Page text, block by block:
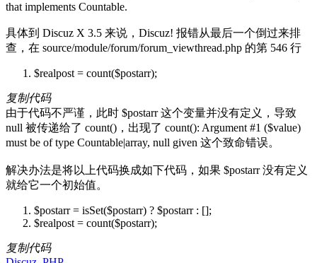
that implements Countable.
具体到 Discuz X 3.5 来说，Discuz! 报错从最后一个倒过来排
查，在 source/module/forum/forum_viewthread.php 的第 546 行
$realpost = count($postarr);
复制代码
由于代码不严谨，此时 $postarr 这个变量并没有定义，导致
null 被传递给了 count()，出现了 count(): Argument #1 ($value)
must be of type Countable|array, null given 这个致命错误。
解决办法是将以上代码换成如下代码，如果 $postarr 没有定义
就给它一个初始值。
$postarr = isSet($postarr) ? $postarr : [];
$realpost = count($postarr);
复制代码